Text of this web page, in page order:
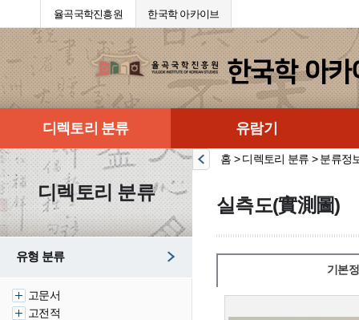
율곡국학진흥원 한국학 아카이브
디렉토리 분류 유람기
디렉토리 분류
유형 분류
고문서
고전적
홈 > 디렉토리 분류 > 분류정
실측도(實測圖)
기본